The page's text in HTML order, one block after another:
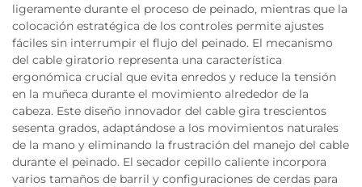
ligeramente durante el proceso de peinado, mientras que la
colocación estratégica de los controles permite ajustes
fáciles sin interrumpir el flujo del peinado. El mecanismo
del cable giratorio representa una característica
ergonómica crucial que evita enredos y reduce la tensión
en la muñeca durante el movimiento alrededor de la
cabeza. Este diseño innovador del cable gira trescientos
sesenta grados, adaptándose a los movimientos naturales
de la mano y eliminando la frustración del manejo del cable
durante el peinado. El secador cepillo caliente incorpora
varios tamaños de barril y configuraciones de cerdas para